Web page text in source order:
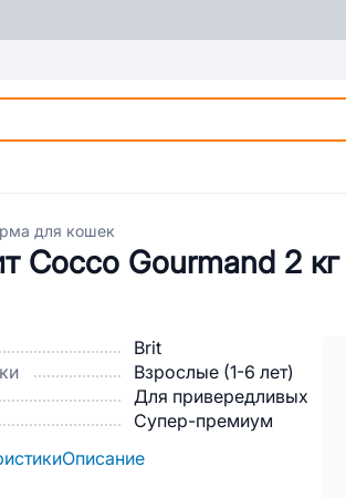
для кошек
Cocco Gourmand 2 кг
Brit
Взрослые (1-6 лет)
Для привередливых
Супер-премиум
Описание